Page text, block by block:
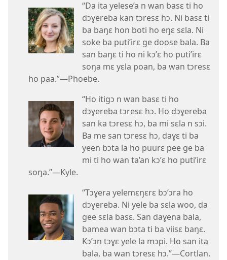
“Da ita yelese’a n wan basɛ ti ho
dɔɣereba kan tɔresɛ hɔ. Ni basɛ ti
ba baŋɛ hon boti ho eŋɛ sɛla. Ni
soke ba puti’irɛ ge doose bala. Ba
san baŋɛ ti ho ni kɔ’ɛ ho puti’irɛ
soŋa mɛ yɛla poan, ba wan tɔresɛ
ho paa.”​—Phoebe.
“Ho itigɔ n wan basɛ ti ho
dɔɣereba tɔresɛ hɔ. Ho dɔɣereba
san ka tɔresɛ hɔ, ba mi sɛla n sɔi.
Ba me san tɔresɛ hɔ, daɣɛ ti ba
yeen bɔta la ho puurɛ pee ge ba
mi ti ho wan ta’an kɔ’ɛ ho puti’irɛ
soŋa.”​—Kyle.
“Tɔɣera yelemɛŋɛrɛ bɔ’ɔra ho
dɔɣereba. Ni yele ba sɛla woo, da
gee sɛla basɛ. San daɣena bala,
bamea wan bɔta ti ba viisɛ baŋɛ.
Kɔ’ɔn tɔɣɛ yele la mɔpi. Ho san ita
bala, ba wan tɔresɛ hɔ.”​—Cortlan.